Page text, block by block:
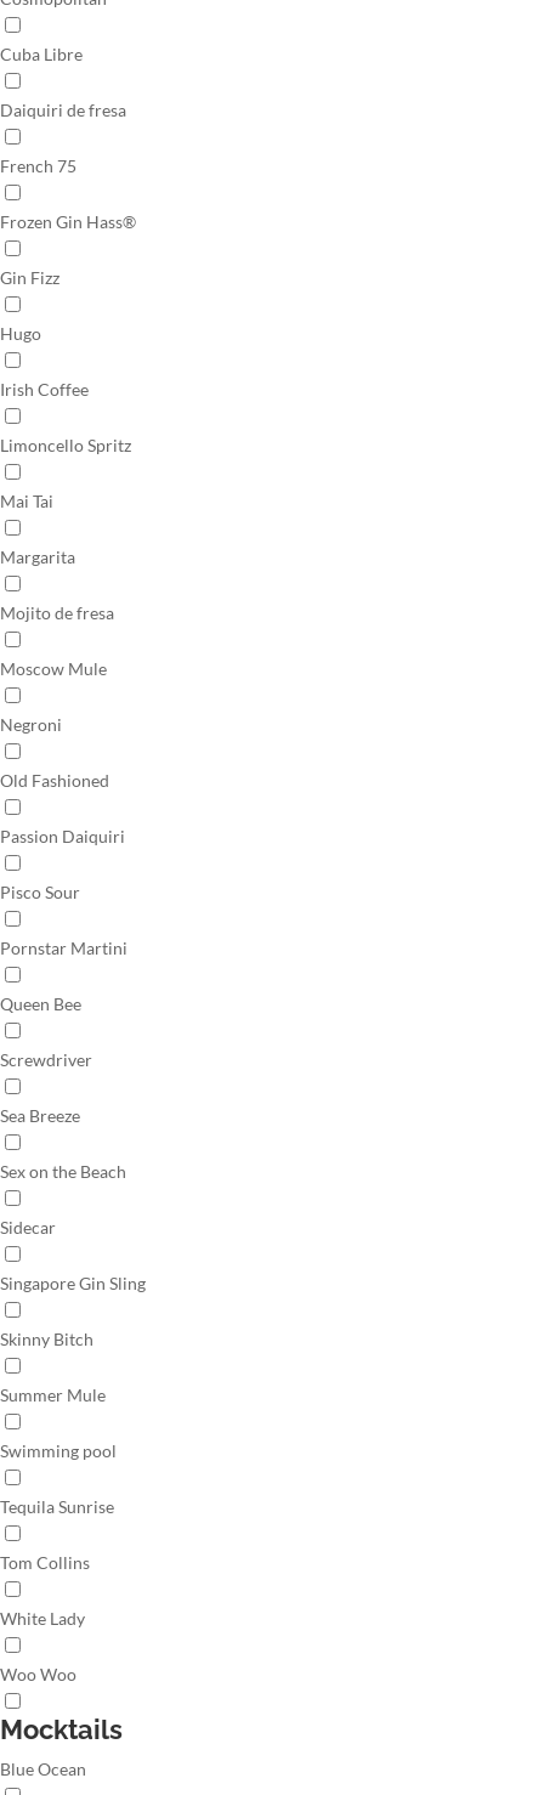
Cuba Libre
Daiquiri de fresa
French 75
Frozen Gin Hass®
Gin Fizz
Hugo
Irish Coffee
Limoncello Spritz
Mai Tai
Margarita
Mojito de fresa
Moscow Mule
Negroni
Old Fashioned
Passion Daiquiri
Pisco Sour
Pornstar Martini
Queen Bee
Screwdriver
Sea Breeze
Sex on the Beach
Sidecar
Singapore Gin Sling
Skinny Bitch
Summer Mule
Swimming pool
Tequila Sunrise
Tom Collins
White Lady
Woo Woo
Mocktails
Blue Ocean